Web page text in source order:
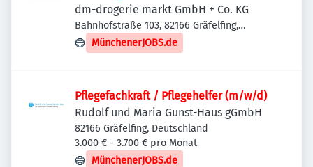
dm-drogerie markt GmbH + Co. KG
Bahnhofstraße 103, 82166 Gräfelfing,
Deutschland
MünchenerJOBS.de
Pflegefachkraft / Pflegehelfer (m/w/d)
Rudolf und Maria Gunst-Haus gGmbH
82166 Gräfelfing, Deutschland
3.000 € - 3.700 € pro Monat
MünchenerJOBS.de